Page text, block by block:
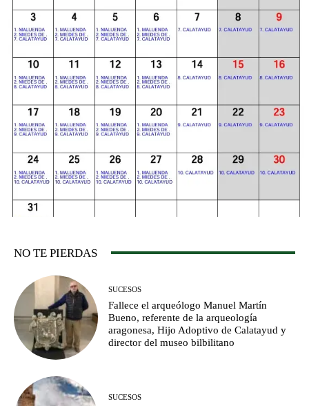
NO TE PIERDAS
SUCESOS
Fallece el arqueólogo Manuel Martín
Bueno, referente de la arqueología
aragonesa, Hijo Adoptivo de Calatayud y
director del museo bilbilitano
SUCESOS